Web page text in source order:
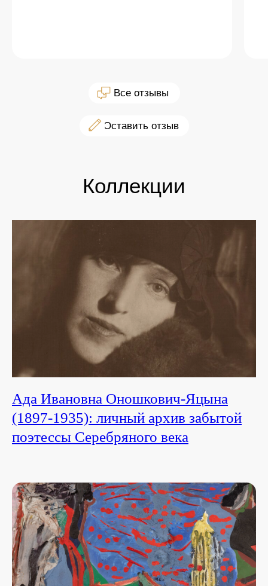
оо Оставить отзыв
оо Все отзывы
Коллекции
Ада Ивановна Оношкович-Яцына
(1897-1935): личный архив забытой
поэтессы Серебряного века